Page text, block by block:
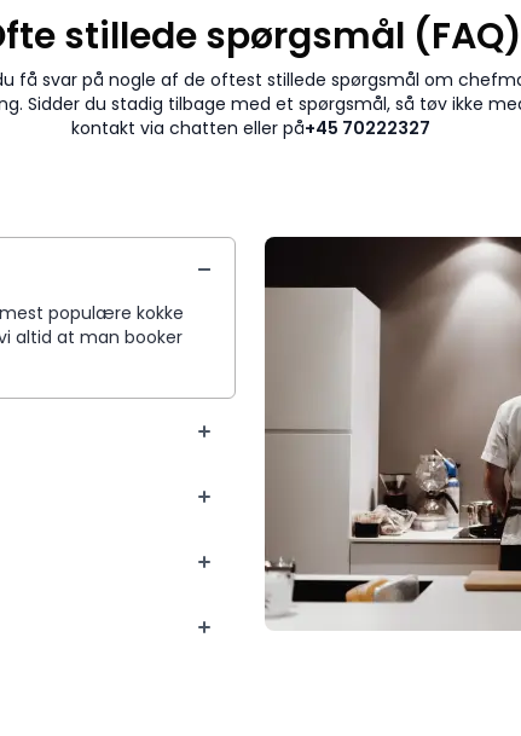
stillede spørgsmål (FAQ)
få svar på nogle af de oftest stillede spørgsmål om
Sidder du stadig tilbage med et spørgsmål, så tøv ikke
kontakt via chatten eller på+45 70222327
populære kokke
altid at man booker